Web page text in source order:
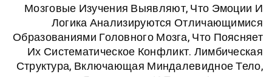
Мозговые Изучения Выявляют,
Логика Анализируются
Образованиями Головного Мозга, Что
Их Систематическое Конфликт.
Структура, Включающая